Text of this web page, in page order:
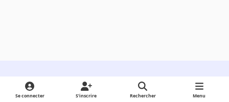
Light ModeDark ModeSystem Preference
Se connecter S’inscrire Rechercher Menu